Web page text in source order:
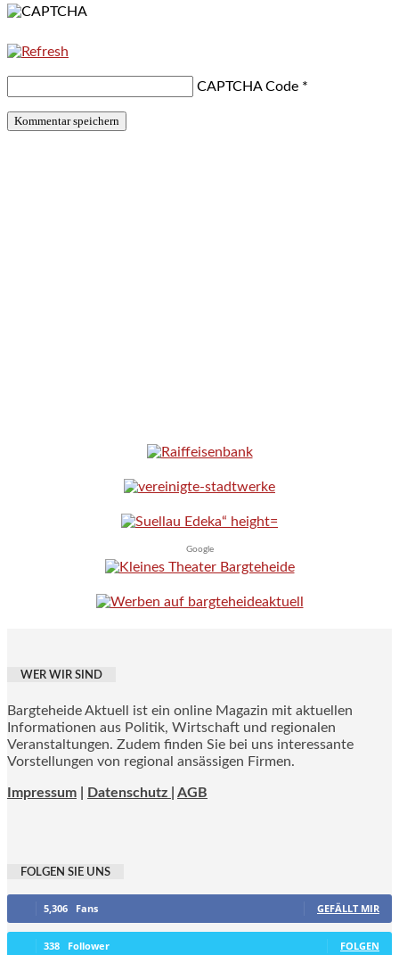
CAPTCHA Code *
Google
WER WIR SIND
Bargteheide Aktuell ist ein online Magazin mit aktuellen
Informationen aus Politik, Wirtschaft und regionalen
Veranstaltungen. Zudem finden Sie bei uns interessante
Vorstellungen von regional ansässigen Firmen.
Impressum Datenschutz | AGB
FOLGEN SIE UNS
5,306 Fans GEFÄLLT MIR
338 Follower FOLGEN